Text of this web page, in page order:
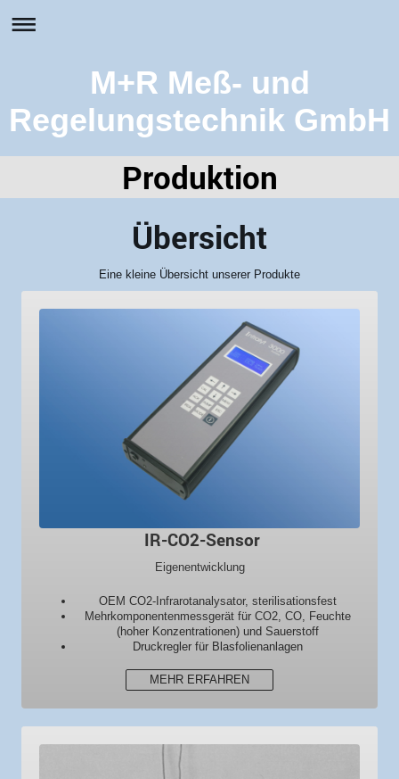
M+R Meß- und
Regelungstechnik GmbH
Produktion
Übersicht
Eine kleine Übersicht unserer Produkte
IR-CO2-Sensor
Eigenentwicklung
OEM CO2-Infra­rot­analysator, sterilisationsfest
Mehr­komponenten­mess­gerät für CO2, CO, Feuchte
(hoher Konzentrationen) und Sauerstoff
Druckregler für Blasfolien­anlagen
MEHR ERFAHREN